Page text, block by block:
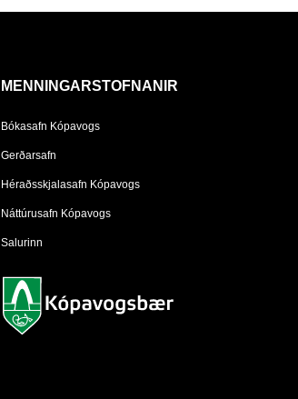
MENNINGARSTOFNANIR
Bókasafn Kópavogs
Gerðarsafn
Héraðsskjalasafn Kópavogs
Náttúrusafn Kópavogs
Salurinn